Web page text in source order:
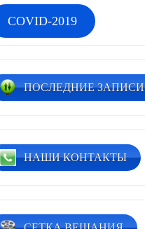
COVID-2019
ПОСЛЕДНИЕ ЗАПИСИ
НАШИ КОНТАКТЫ